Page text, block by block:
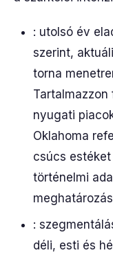
: utolsó év
szerint,
torna
nyugati
Oklahoma
csúcs
történelmi
:
déli, esti és